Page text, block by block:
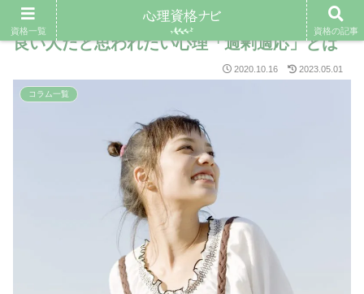
良い人だと思われたい心理「過剰適応」とは
2020.10.16 2023.05.01
コラム一覧
資格一覧 資格の記事